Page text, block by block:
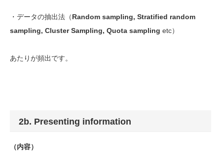
・データの抽出法（Random sampling, Stratified random
sampling, Cluster Sampling, Quota sampling etc）
あたりが頻出です。
2b. Presenting information
（内容）